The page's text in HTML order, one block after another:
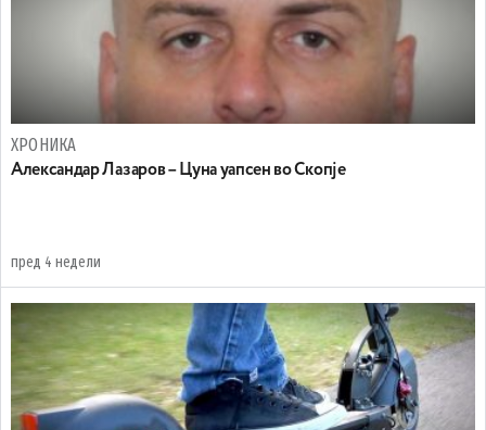
ХРОНИКА
Александар Лазаров – Цуна уапсен во Скопје
пред 4 недели